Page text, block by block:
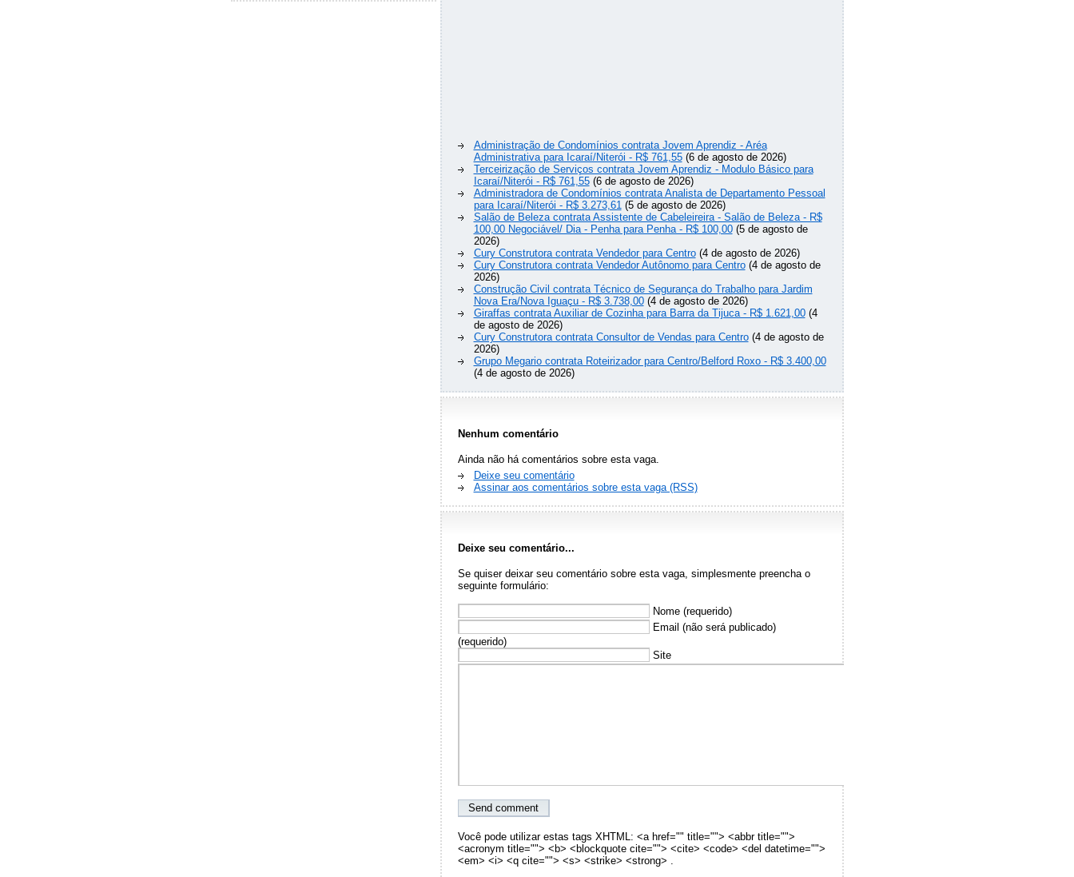
Administração de Condomínios contrata Jovem Aprendiz - Aréa
Administrativa para Icaraí/Niterói - R$ 761,55(6 de agosto de 2026)
Terceirização de Serviços contrata Jovem Aprendiz - Modulo Básico para
Icaraí/Niterói - R$ 761,55(6 de agosto de 2026)
Administradora de Condomínios contrata Analista de Departamento Pessoal
para Icaraí/Niterói - R$ 3.273,61(5 de agosto de 2026)
Salão de Beleza contrata Assistente de Cabeleireira - Salão de Beleza - R$
100,00 Negociável/ Dia - Penha para Penha - R$ 100,00(5 de agosto de
2026)
Cury Construtora contrata Vendedor para Centro(4 de agosto de 2026)
Cury Construtora contrata Vendedor Autônomo para Centro(4 de agosto de
2026)
Construção Civil contrata Técnico de Segurança do Trabalho para Jardim
Nova Era/Nova Iguaçu - R$ 3.738,00(4 de agosto de 2026)
Giraffas contrata Auxiliar de Cozinha para Barra da Tijuca - R$ 1.621,00(4
de agosto de 2026)
Cury Construtora contrata Consultor de Vendas para Centro(4 de agosto de
2026)
Grupo Megario contrata Roteirizador para Centro/Belford Roxo - R$ 3.400,00
(4 de agosto de 2026)
Nenhum comentário
Ainda não há comentários sobre esta vaga.
Deixe seu comentário
Assinar aos comentários sobre esta vaga (RSS)
Deixe seu comentário...
Se quiser deixar seu comentário sobre esta vaga, simplesmente preencha o
seguinte formulário:
Nome (requerido)
Email (não será publicado)
(requerido)
Site
Você pode utilizar estas tags XHTML: <a href="" title=""> <abbr title="">
<acronym title=""> <b> <blockquote cite=""> <cite> <code> <del datetime="">
<em> <i> <q cite=""> <s> <strike> <strong> .